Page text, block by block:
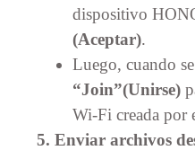
dispositivo
(Aceptar).
Luego, cuando
“Join”(Unirse)
Wi-Fi creada por
5. Enviar archivos